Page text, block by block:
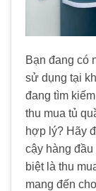
Bạn đang có
sử dụng tại
đang tìm
thu mua tủ
hợp lý? Hãy
cậy hàng
biệt là thu
mang đến